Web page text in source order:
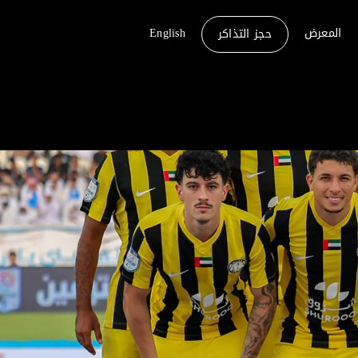
المعرض حجز التذاكر English